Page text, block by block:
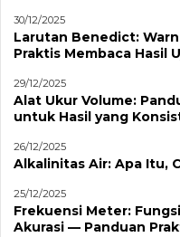
30/12/2025
Larutan Benedict:
Praktis Membaca Hasil
29/12/2025
Alat Ukur Volume:
untuk Hasil yang
26/12/2025
Alkalinitas Air: Apa Itu,
25/12/2025
Frekuensi Meter:
Akurasi — Panduan